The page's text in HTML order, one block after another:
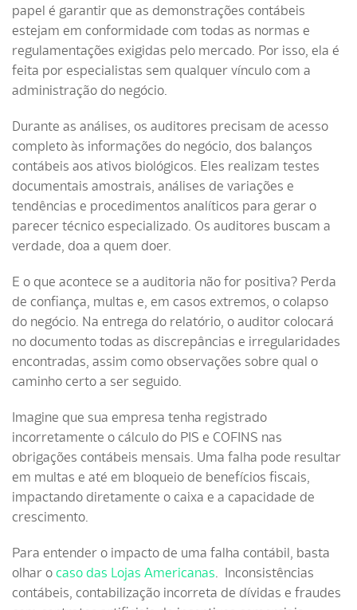
papel é garantir que as demonstrações contábeis
estejam em conformidade com todas as normas e
regulamentações exigidas pelo mercado. Por isso, ela é
feita por especialistas sem qualquer vínculo com a
administração do negócio.
Durante as análises, os auditores precisam de acesso
completo às informações do negócio, dos balanços
contábeis aos ativos biológicos. Eles realizam testes
documentais amostrais, análises de variações e
tendências e procedimentos analíticos para gerar o
parecer técnico especializado. Os auditores buscam a
verdade, doa a quem doer.
E o que acontece se a auditoria não for positiva? Perda
de confiança, multas e, em casos extremos, o colapso
do negócio. Na entrega do relatório, o auditor colocará
no documento todas as discrepâncias e irregularidades
encontradas, assim como observações sobre qual o
caminho certo a ser seguido.
Imagine que sua empresa tenha registrado
incorretamente o cálculo do PIS e COFINS nas
obrigações contábeis mensais. Uma falha pode resultar
em multas e até em bloqueio de benefícios fiscais,
impactando diretamente o caixa e a capacidade de
crescimento.
Para entender o impacto de uma falha contábil, basta
olhar o caso das Lojas Americanas. Inconsistências
contábeis, contabilização incorreta de dívidas e fraudes